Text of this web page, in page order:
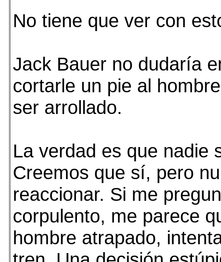
No tiene que ver con
Jack Bauer no dudaría
cortarle un pie al
ser arrollado.
La verdad es que nadie
Creemos que sí, pero
reaccionar. Si me
corpulento, me parece
hombre atrapado,